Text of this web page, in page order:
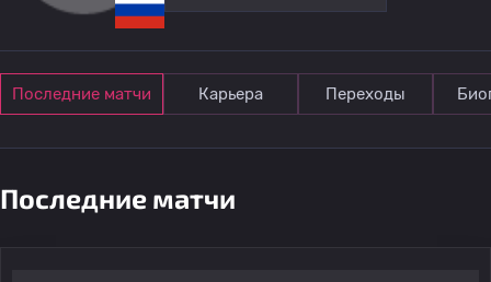
Последние матчи Карьера Переходы
Последние матчи